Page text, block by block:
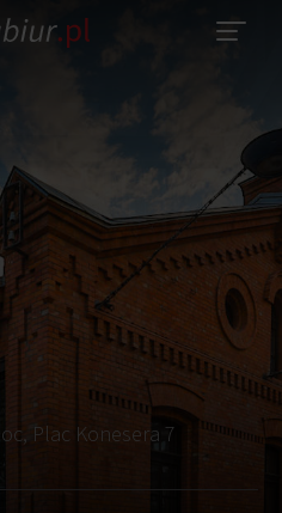
Plac Konesera 7